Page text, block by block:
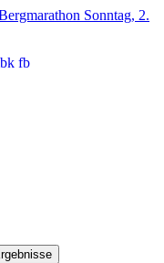
Sonntag, 2.